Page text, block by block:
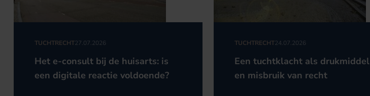
TUCHTRECHT27.07.2026
Het e-consult bij de huisarts: is
een digitale reactie voldoende?
TUCHTRECHT24.07.2026
Een tuchtklacht als drukmiddel
en misbruik van recht